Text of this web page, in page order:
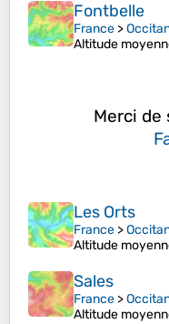
Fontbelle
France >
Altitude
Merci
Les Orts
France >
Altitude
Sales
France >
Altitude